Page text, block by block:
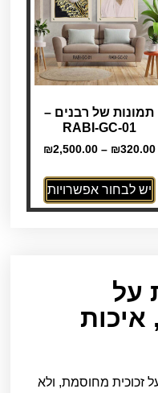
תמונות של רבנים –
RABI-GC-01
₪320.00
–
₪2,500.00
יש לבחור אפשרויות
על
איכות
זכוכית מחוסמת, ולא